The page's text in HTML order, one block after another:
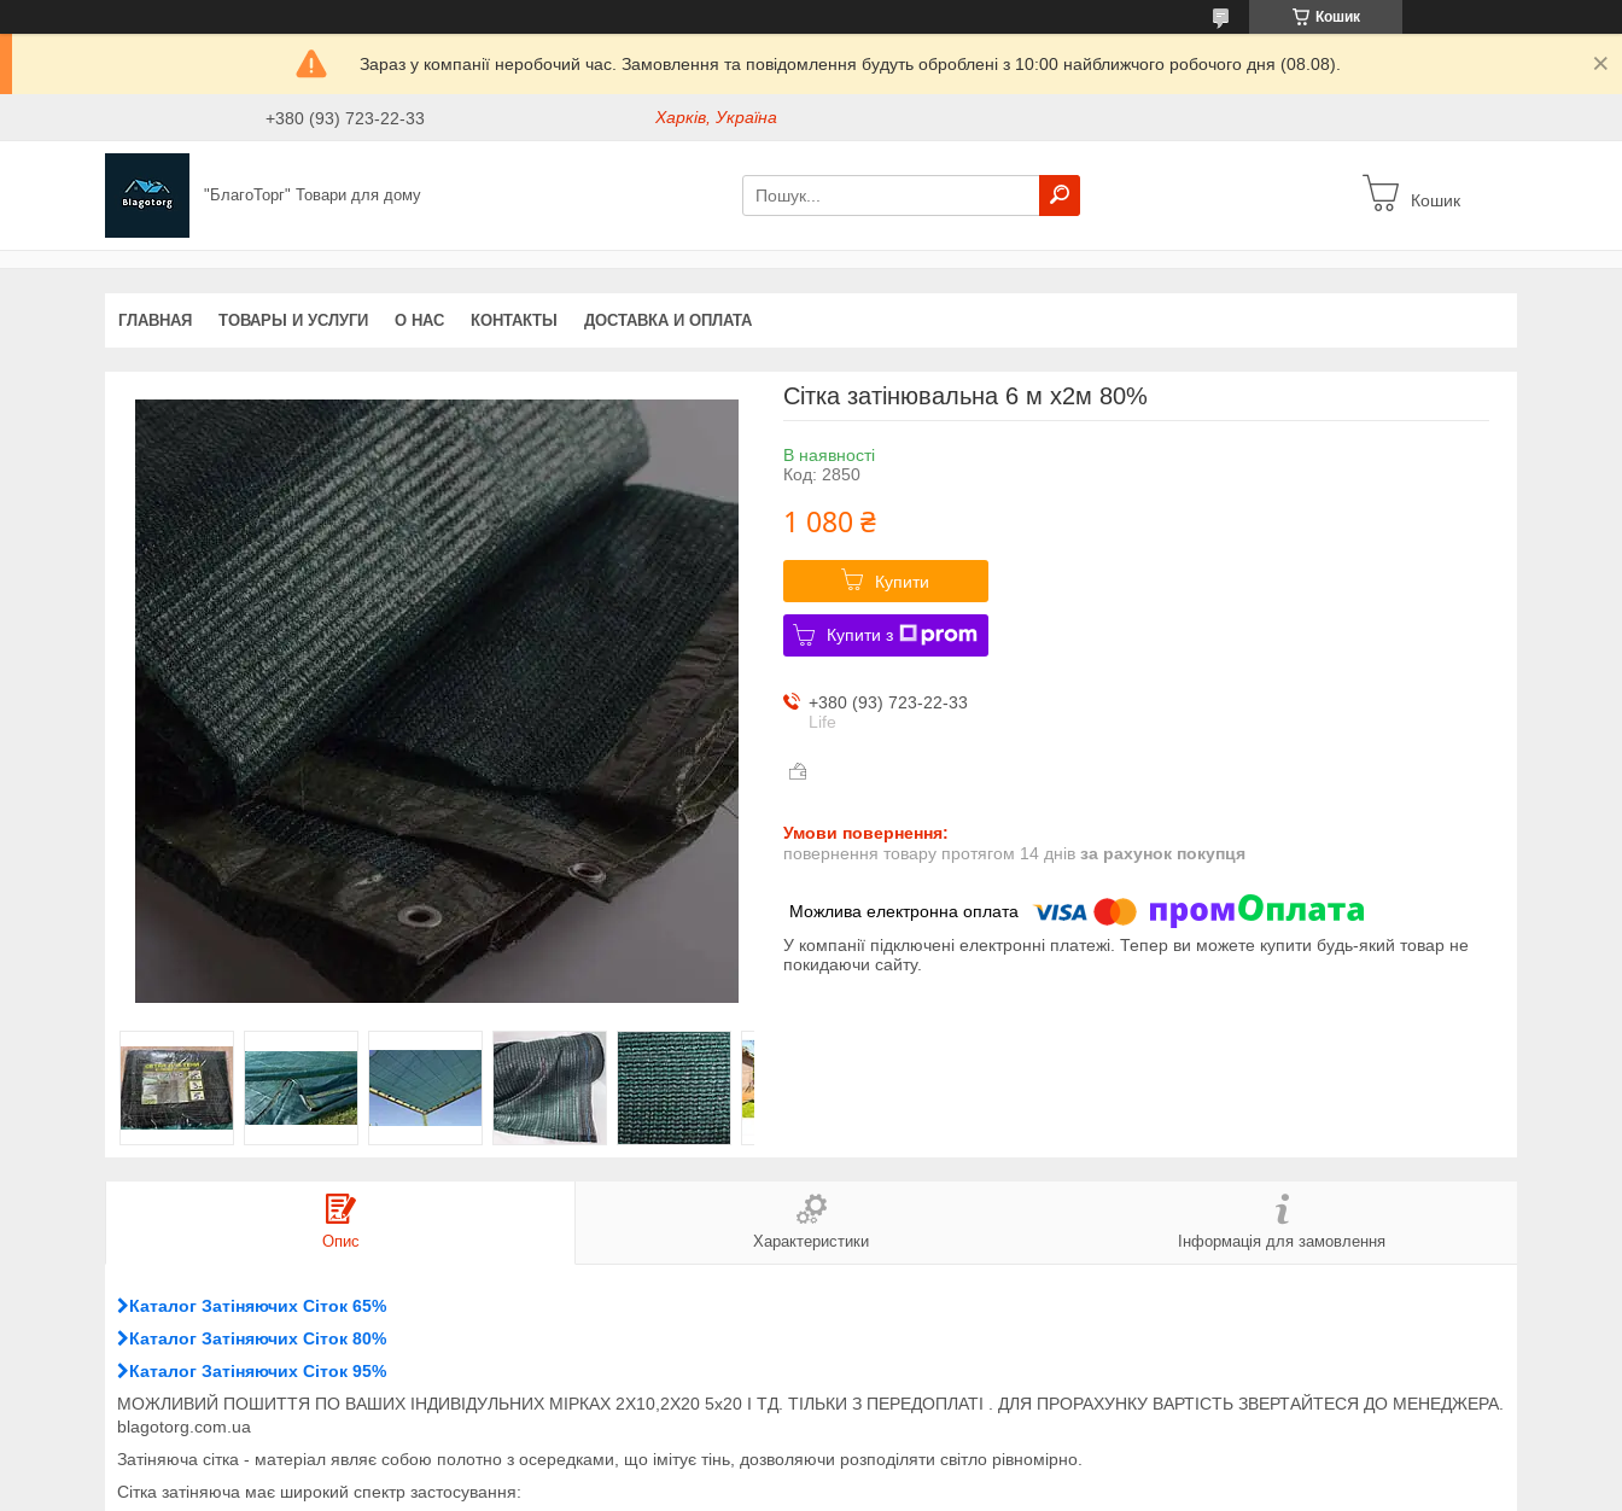
Кошик
Зараз у компанії неробочий час. Замовлення та повідомлення будуть оброблені з 10:00 найближчого робочого дня (08.08).
+380 (93) 723-22-33 Харків, Україна
"БлагоТорг" Товари для дому Кошик
ГЛАВНАЯ ТОВАРЫ И УСЛУГИ О НАС КОНТАКТЫ ДОСТАВКА И ОПЛАТА
Сітка затінювальна 6 м х2м 80%
В наявності
Код: 2850
1 080 ₴
Купити
Купити з
+380 (93) 723-22-33
Life
повернення товару протягом 14 днів за рахунок покупця
У компанії підключені електронні платежі. Тепер ви можете купити будь-який товар не
покидаючи сайту.
Опис Характеристики Інформація для замовлення
Каталог Затіняючих Сіток 65%
Каталог Затіняючих Сіток 80%
Каталог Затіняючих Сіток 95%
МОЖЛИВИЙ ПОШИТТЯ ПО ВАШИХ ІНДИВІДУЛЬНИХ МІРКАХ 2Х10,2Х20 5х20 І ТД. ТІЛЬКИ З ПЕРЕДОПЛАТІ . ДЛЯ ПРОРАХУНКУ ВАРТІСТЬ ЗВЕРТАЙТЕСЯ ДО МЕНЕДЖЕРА.
blagotorg.com.ua
Затіняюча сітка - матеріал являє собою полотно з осередками, що імітує тінь, дозволяючи розподіляти світло рівномірно.
Сітка затіняюча має широкий спектр застосування: